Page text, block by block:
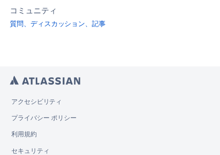
コミュニティ
質問、ディスカッション、記事
アクセシビリティ
プライバシー ポリシー
利用規約
セキュリティ